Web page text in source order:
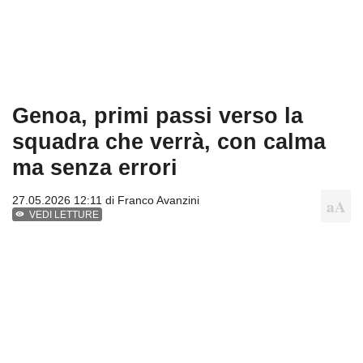
Genoa, primi passi verso la
squadra che verrà, con calma
ma senza errori
27.05.2026 12:11 di Franco Avanzini
VEDI LETTURE